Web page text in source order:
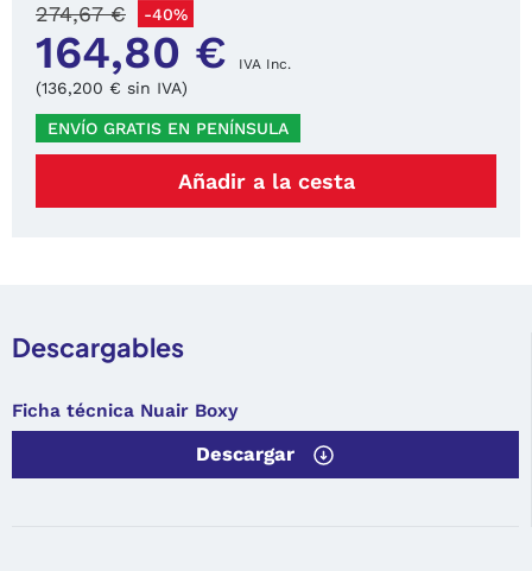
164,80 € IVA Inc.
274,67 € -40%
(136,200 € sin IVA)
ENVÍO GRATIS EN PENÍNSULA
Añadir a la cesta
Descargables
Ficha técnica Nuair Boxy
Descargar